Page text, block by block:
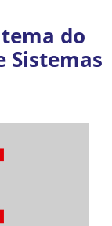
do
Sistemas